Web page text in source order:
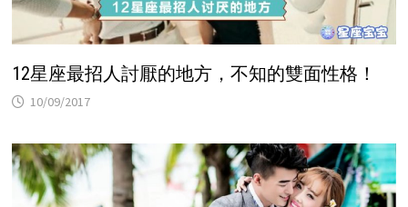
12星座最招人討厭的地方，不知的雙面性格！
10/09/2017